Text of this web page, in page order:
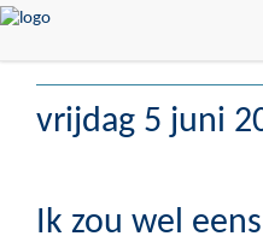
vrijdag 5 juni
Ik zou wel